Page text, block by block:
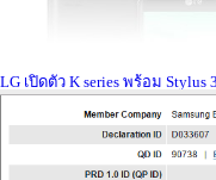
LG เปิดตัว K series พร้อม